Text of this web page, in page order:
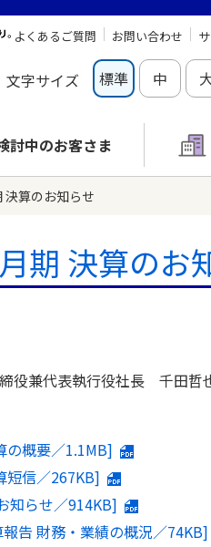
よくあるご質問 お問い合わせ
文字サイズ 標準 中
討中のお客さま
決算のお知らせ
期 決算のお
役兼代表執行役社長 千田哲
の概要／1.1MB]
短信／267KB]
知らせ／914KB]
告 財務・業績の概況／74KB]